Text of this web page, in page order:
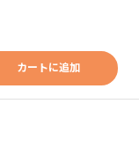
カートに追加